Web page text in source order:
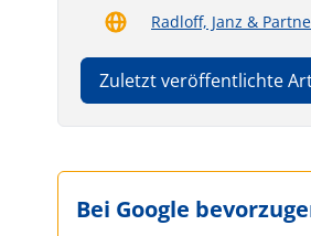
Radloff, Janz &
Zuletzt veröffentlichte
Bei Google